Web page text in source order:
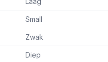
Small
Zwak
Diep